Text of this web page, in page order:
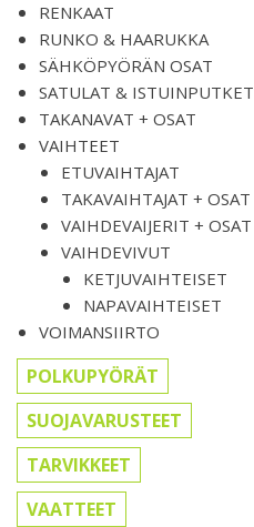
RENKAAT
RUNKO & HAARUKKA
SÄHKÖPYÖRÄN OSAT
SATULAT & ISTUINPUTKET
TAKANAVAT + OSAT
VAIHTEET
ETUVAIHTAJAT
TAKAVAIHTAJAT + OSAT
VAIHDEVAIJERIT + OSAT
VAIHDEVIVUT
KETJUVAIHTEISET
NAPAVAIHTEISET
VOIMANSIIRTO
POLKUPYÖRÄT
SUOJAVARUSTEET
TARVIKKEET
VAATTEET